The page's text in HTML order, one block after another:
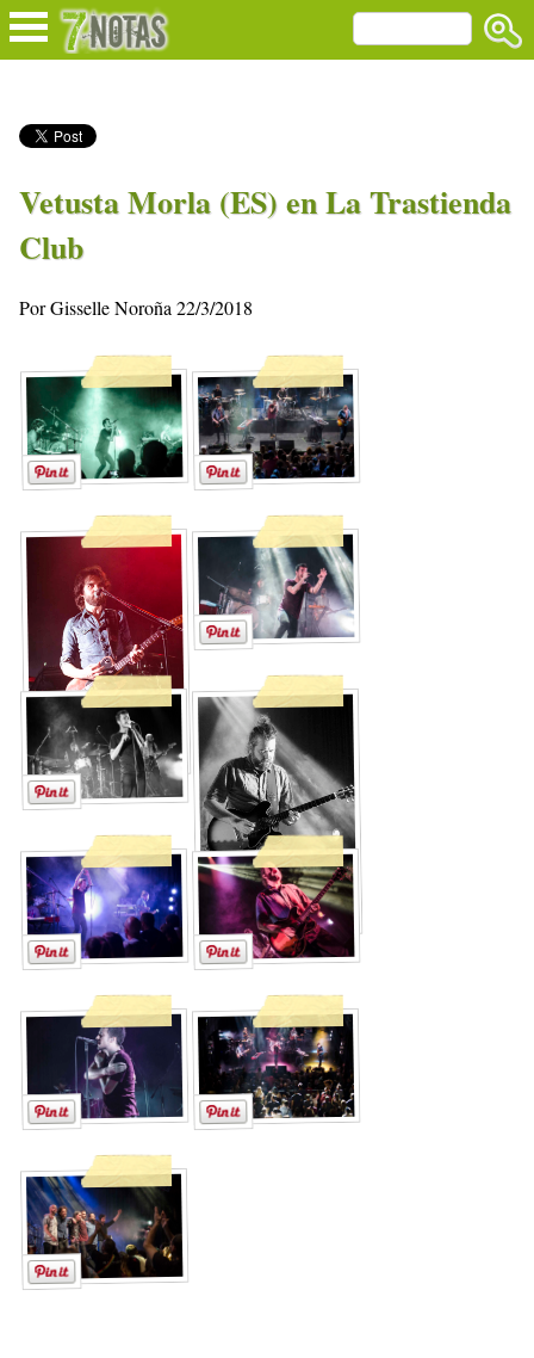
Vetusta Morla (ES) en La Trastienda
Club
Por Gisselle Noroña 22/3/2018